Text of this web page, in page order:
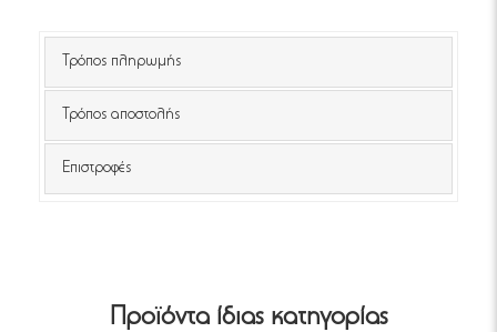
Τρόπος πληρωμής
Τρόπος αποστολής
Επιστροφές
Προϊόντα ίδιας κατηγορίας